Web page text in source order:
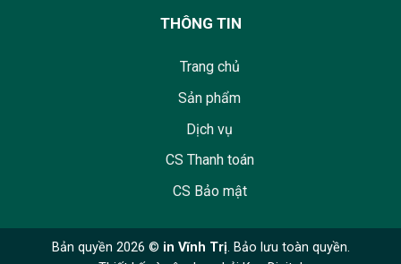
THÔNG TIN
Trang chủ
Sản phẩm
Dịch vụ
CS Thanh toán
CS Bảo mật
Bản quyền 2026 © in Vĩnh Trị. Bảo lưu toàn quyền.